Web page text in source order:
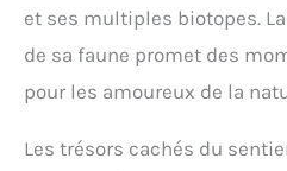
et ses multiples biotopes.
de sa faune promet des
pour les amoureux de la
Les trésors cachés du